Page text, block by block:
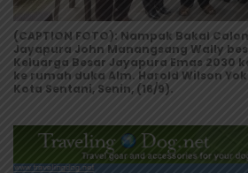
(CAPTION FOTO): Nampak Bakal
Jayapura John Manangsang Wally
Keluarga Besar Jayapura Emas 2030
ke rumah duka Alm. Harold Wilson
Kota Sentani, Senin, (16/9).